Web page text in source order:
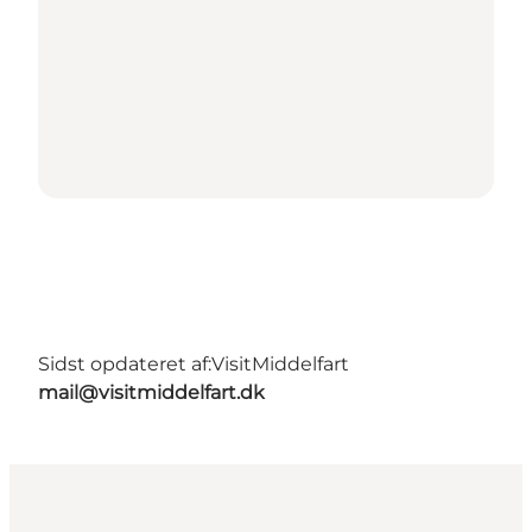
Sidst opdateret af:VisitMiddelfart
mail@visitmiddelfart.dk